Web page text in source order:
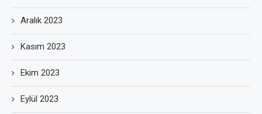
Aralık 2023
Kasım 2023
Ekim 2023
Eylül 2023